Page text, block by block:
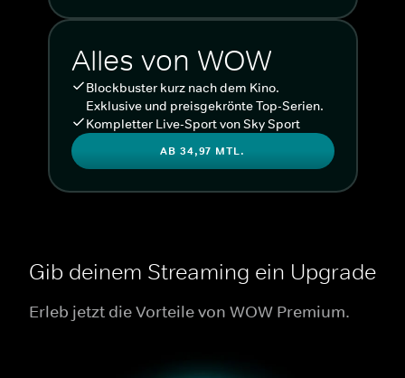
Alles von WOW
Blockbuster kurz nach dem Kino.
Exklusive und preisgekrönte Top-Serien.
Kompletter Live-Sport von Sky Sport
AB 34,97 MTL.
Gib deinem Streaming ein Upgrade
Erleb jetzt die Vorteile von WOW Premium.